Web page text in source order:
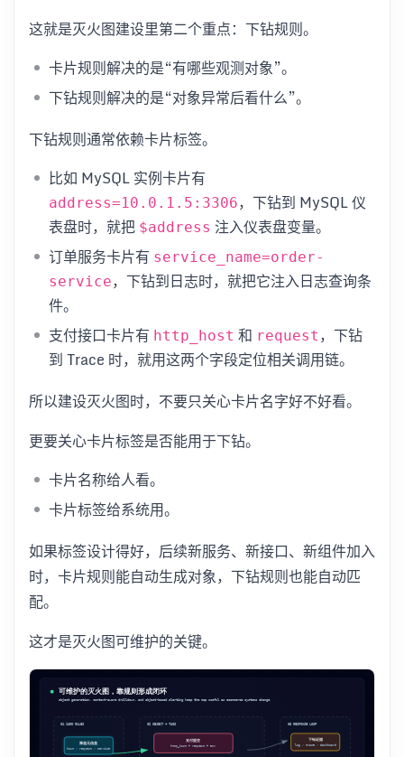
这就是灭火图建设里第二个重点：下钻规则。
卡片规则解决的是“有哪些观测对象”。
下钻规则解决的是“对象异常后看什么”。
下钻规则通常依赖卡片标签。
比如 MySQL 实例卡片有
address=10.0.1.5:3306，下钻到 MySQL 仪
表盘时，就把 $address 注入仪表盘变量。
订单服务卡片有 service_name=order-
service，下钻到日志时，就把它注入日志查询条
件。
支付接口卡片有 http_host 和 request ，下钻
到 Trace 时，就用这两个字段定位相关调用链。
所以建设灭火图时，不要只关心卡片名字好不好看。
更要关心卡片标签是否能用于下钻。
卡片名称给人看。
卡片标签给系统用。
如果标签设计得好，后续新服务、新接口、新组件加入
时，卡片规则能自动生成对象，下钻规则也能自动匹
配。
这才是灭火图可维护的关键。